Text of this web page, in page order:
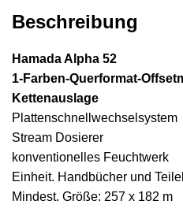
Beschreibung
Hamada Alpha 52
1-Farben-Querformat-
Kettenauslage
Plattenschnellwechselsystem
Stream Dosierer
konventionelles Feuchtwerk
Einheit. Handbücher und
Mindest. Größe: 257 x 182 m